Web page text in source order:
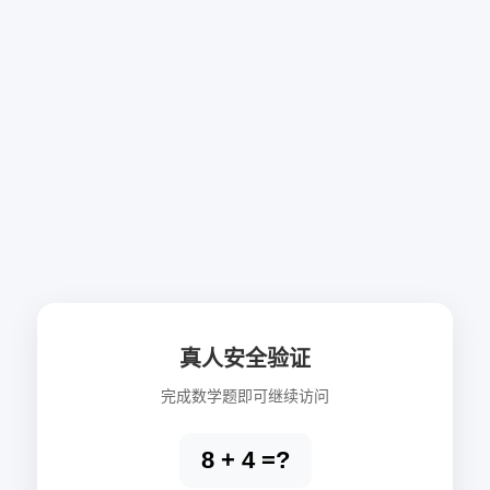
真人安全验证
完成数学题即可继续访问
8 + 4 =?